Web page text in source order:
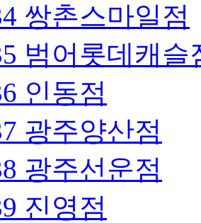
쌍촌스마일점
범어롯데캐슬
인동점
광주양산점
광주선운점
진영점